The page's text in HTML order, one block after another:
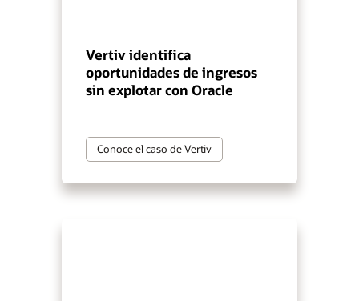
Vertiv identifica
oportunidades de ingresos
sin explotar con Oracle
Conoce el caso de Vertiv